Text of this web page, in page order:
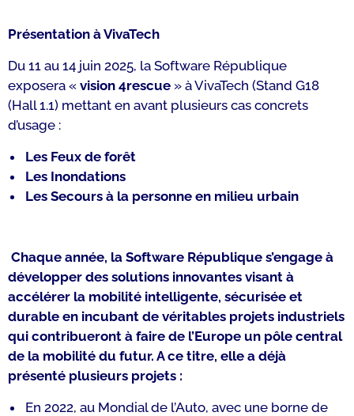
Présentation à VivaTech
Du 11 au 14 juin 2025, la Software République
exposera « vision 4rescue » à VivaTech (Stand G18
(Hall 1.1) mettant en avant plusieurs cas concrets
d’usage :
Les Feux de forêt
Les Inondations
Les Secours à la personne en milieu urbain
Chaque année, la Software République s’engage à
développer des solutions innovantes visant à
accélérer la mobilité intelligente, sécurisée et
durable en incubant de véritables projets industriels
qui contribueront à faire de l’Europe un pôle central
de la mobilité du futur. A ce titre, elle a déjà
présenté plusieurs projets :
En 2022, au Mondial de l’Auto, avec une borne de